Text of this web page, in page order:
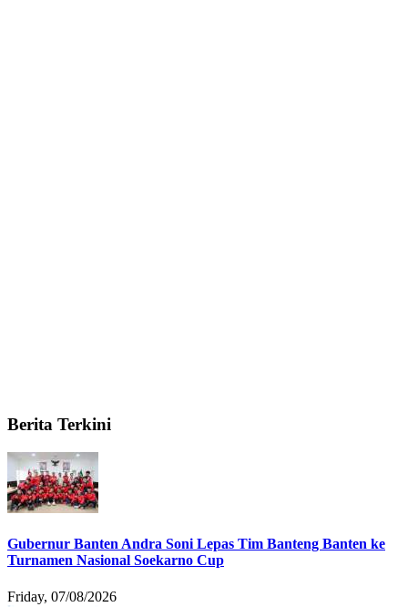
Berita Terkini
Gubernur Banten Andra Soni Lepas Tim Banteng Banten ke
Turnamen Nasional Soekarno Cup
Friday, 07/08/2026